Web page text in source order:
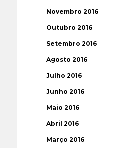
Novembro 2016
Outubro 2016
Setembro 2016
Agosto 2016
Julho 2016
Junho 2016
Maio 2016
Abril 2016
Março 2016